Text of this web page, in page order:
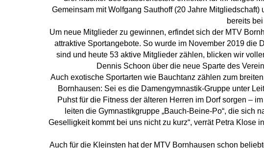
Gemeinsam mit Wolfgang Sauthoff (20 Jahre
bereits
Um neue Mitglieder zu gewinnen, erfindet sich der MTV
attraktive Sportangebote. So wurde im November 2019 die
sind und heute 53 aktive Mitglieder zählen, blicken wir
Dennis Schoon über die neue Sparte des
Auch exotische Sportarten wie Bauchtanz zählen zum
Bornhausen: Sei es die Damengymnastik-Gruppe unter
Puhst für die Fitness der älteren Herren im Dorf sorgen –
leiten die Gymnastikgruppe „Bauch-Beine-Po“, die sich
Geselligkeit kommt bei uns nicht zu kurz“, verrät Petra
Auch für die Kleinsten hat der MTV Bornhausen schon